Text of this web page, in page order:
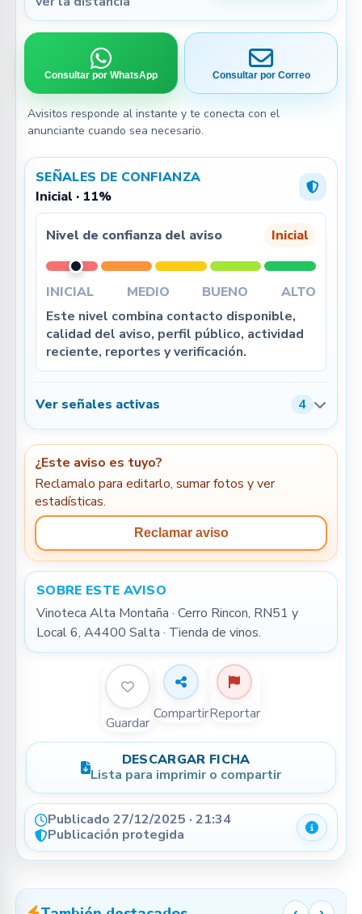
Consultar por WhatsApp Consultar por Correo
Avisitos responde al instante y te conecta con el
anunciante cuando sea necesario.
SEÑALES DE CONFIANZA
Inicial · 11%
Nivel de confianza del aviso Inicial
INICIAL MEDIO BUENO
ALTO
Este nivel combina contacto disponible,
calidad del aviso, perfil público, actividad
reciente, reportes y verificación.
Ver señales activas 4
¿Este aviso es tuyo?
Reclamalo para editarlo, sumar fotos y ver
estadísticas.
Reclamar aviso
SOBRE ESTE AVISO
Vinoteca Alta Montaña · Cerro Rincon, RN51 y
Local 6, A4400 Salta · Tienda de vinos.
Guardar
CompartirReportar
DESCARGAR FICHA
Lista para imprimir o compartir
Publicado 27/12/2025 · 21:34
Publicación protegida